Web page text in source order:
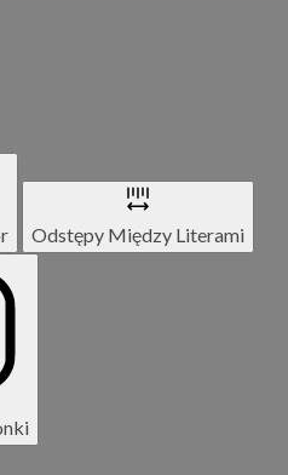
Odstępy Między Literami